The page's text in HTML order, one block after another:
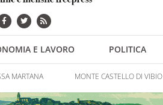
E LAVORO POLITICA
MARTANA MONTE CASTELLO DI VIBIO